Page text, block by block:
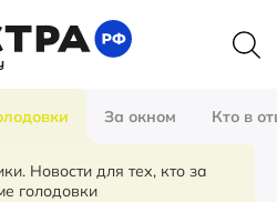
За окном Кто в
Новости для тех, кто за
голодовки